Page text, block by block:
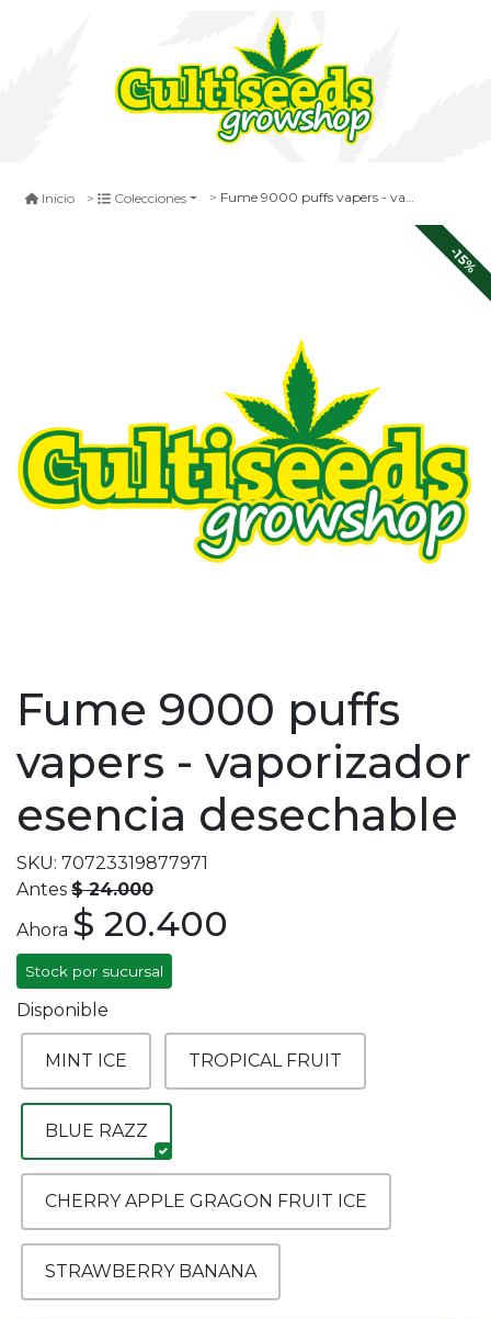
Inicio Colecciones Fume 9000 puffs vapers - vaporizador esencia desechable
-15%
Fume 9000 puffs
vapers - vaporizador
esencia desechable
SKU: 70723319877971
Antes $ 24.000
Ahora $ 20.400
Stock por sucursal
Disponible
MINT ICE TROPICAL FRUIT
BLUE RAZZ
CHERRY APPLE GRAGON FRUIT ICE
STRAWBERRY BANANA